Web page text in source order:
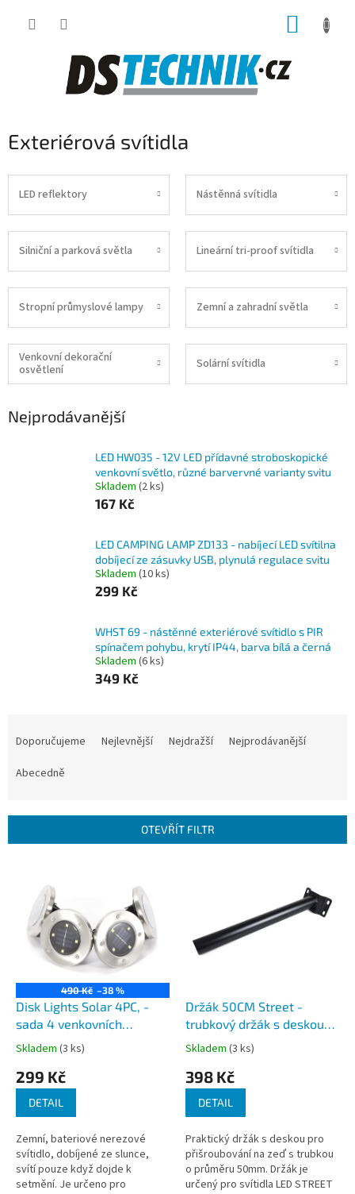
Exteriérová svítidla
LED reflektory Nástěnná svítidla
Silniční a parková světla Lineární tri-proof svítidla
Stropní průmyslové lampy Zemní a zahradní světla
Venkovní dekorační
osvětlení
Solární svítidla
Nejprodávanější
LED HW035 - 12V LED přídavné stroboskopické
venkovní světlo, různé barvervné varianty svitu
Skladem (2 ks)
167 Kč
LED CAMPING LAMP ZD133 - nabíjecí LED svítilna
dobíjecí ze zásuvky USB, plynulá regulace svitu
Skladem (10 ks)
299 Kč
WHST 69 - nástěnné exteriérové svítidlo s PIR
spínačem pohybu, krytí IP44, barva bílá a černá
Skladem (6 ks)
349 Kč
r
Doporučujeme Nejlevnější Nejdražší
Nejprodávanější
Abecedně
OTEVŘÍT FILTR
490 Kč –38 %
Disk Lights Solar 4PC, -
sada 4 venkovních
solárních LED svítidel pro
zapíchnutí do země
Skladem (3 ks)
299 Kč
DETAIL
Zemní, bateriové nerezové
svítidlo, dobíjené ze slunce,
svítí pouze když dojde k
setmění. Je určeno pro
Držák 50CM Street -
trubkový držák s deskou
pro přišroubování pro LED
STREET SOLAR
Skladem (3 ks)
398 Kč
DETAIL
Praktický držák s deskou pro
přišroubování na zeď s trubkou
o průměru 50mm. Držák je
určený pro svítidla LED STREET